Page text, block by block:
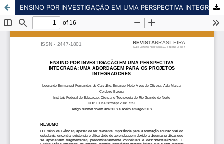
ENSINO POR INVESTIGAÇÃO EM UMA PERSPECTIVA INTEGRADA: UMA ABORDAGEM PARA OS PROJETOS INTEGRADORES